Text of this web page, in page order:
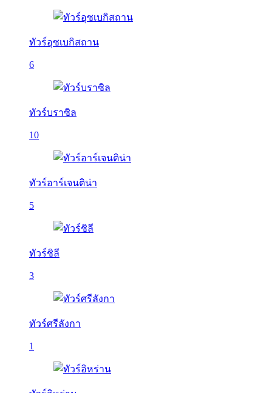
ทัวร์อุซเบกิสถาน
6
ทัวร์บราซิล
10
ทัวร์อาร์เจนติน่า
5
ทัวร์ชิลี
3
ทัวร์ศรีลังกา
1